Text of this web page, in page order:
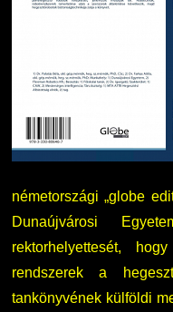
németországi „globe
Dunaújvárosi
rektorhelyettesét,
rendszerek a
tankönyvének külföldi